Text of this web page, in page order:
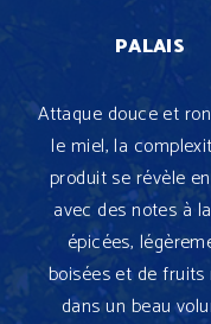
PALAIS
Attaque douce et
le miel, la
produit se révèle
avec des notes à
épicées,
boisées et de
dans un beau